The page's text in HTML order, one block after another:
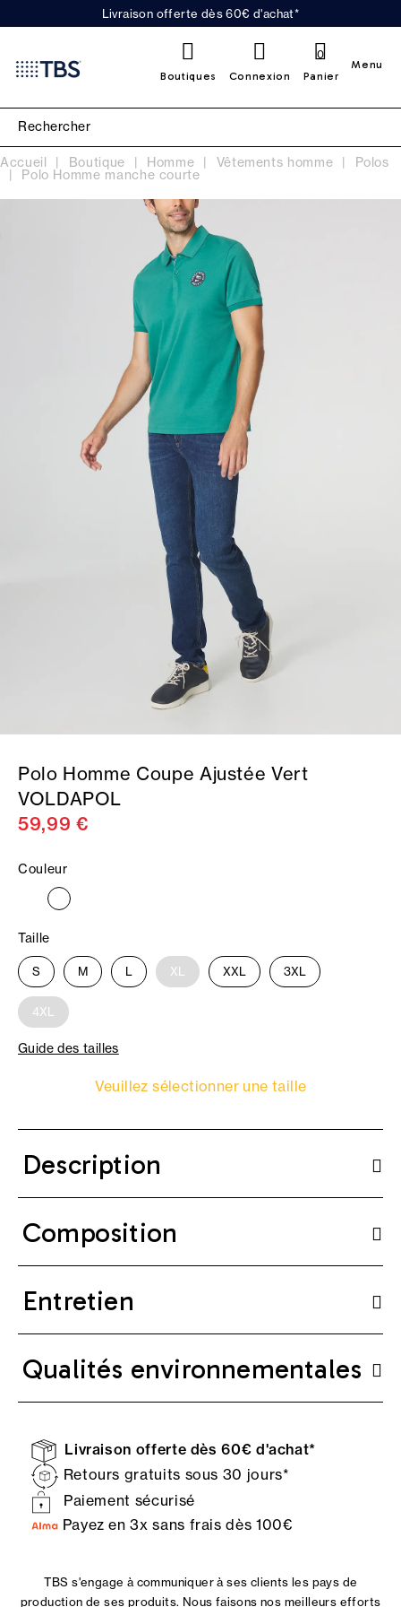
Livraison offerte dès 60€ d'achat*
Boutiques Connexion Panier
0
Menu
Accueil Boutique Homme Vêtements homme Polos
Polo Homme manche courte
Polo Homme Coupe Ajustée Vert
VOLDAPOL
59,99 €
Couleur
Taille
S M L XL XXL 3XL
4XL
Guide des tailles
Veuillez sélectionner une taille
Description
Composition
Entretien
Qualités environnementales
Livraison offerte dès 60€ d'achat*
Retours gratuits sous 30 jours*
Paiement sécurisé
Payez en 3x sans frais dès 100€
TBS s'engage à communiquer à ses clients les pays de
production de ses produits. Nous faisons nos meilleurs efforts